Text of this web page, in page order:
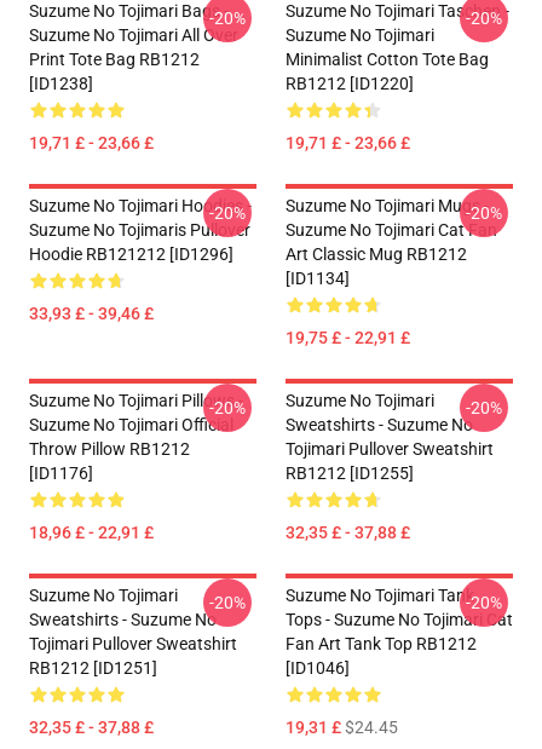
Suzume No Tojimari Bags -
Suzume No Tojimari All Over
Print Tote Bag RB1212
[ID1238]
19,71 £ - 23,66 £
-20%
Suzume No Tojimari Taschen -
Suzume No Tojimari
Minimalist Cotton Tote Bag
RB1212 [ID1220]
19,71 £ - 23,66 £
-20%
Suzume No Tojimari Hoodies -
Suzume No Tojimaris Pullover
Hoodie RB121212 [ID1296]
33,93 £ - 39,46 £
-20%
Suzume No Tojimari Mugs -
Suzume No Tojimari Cat Fan
Art Classic Mug RB1212
[ID1134]
19,75 £ - 22,91 £
-20%
Suzume No Tojimari Pillows -
Suzume No Tojimari Official
Throw Pillow RB1212
[ID1176]
18,96 £ - 22,91 £
-20%
Suzume No Tojimari
Sweatshirts - Suzume No
Tojimari Pullover Sweatshirt
RB1212 [ID1255]
32,35 £ - 37,88 £
-20%
Suzume No Tojimari
Sweatshirts - Suzume No
Tojimari Pullover Sweatshirt
RB1212 [ID1251]
32,35 £ - 37,88 £
-20%
Suzume No Tojimari Tank
Tops - Suzume No Tojimari Cat
Fan Art Tank Top RB1212
[ID1046]
19,31 £$24.45
-20%